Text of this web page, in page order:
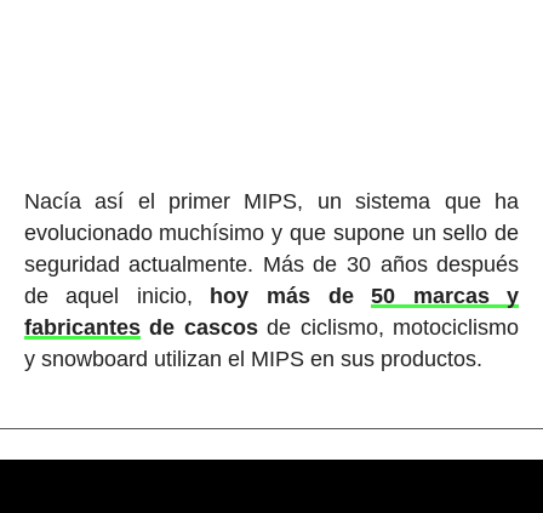
Nacía así el primer MIPS, un sistema que ha
evolucionado muchísimo y que supone un sello de
seguridad actualmente. Más de 30 años después
de aquel inicio, hoy más de50 marcas y
fabricantesde cascosde ciclismo, motociclismo
y snowboard utilizan el MIPS en sus productos.